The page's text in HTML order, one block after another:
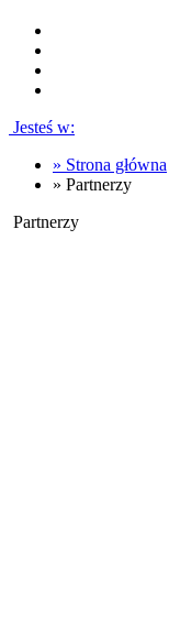
Jesteś w:
» Strona główna
» Partnerzy
Partnerzy